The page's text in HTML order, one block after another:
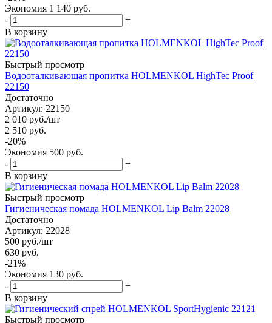
Экономия 1 140 руб.
-
+
В корзину
Быстрый просмотр
Водооталкивающая пропитка HOLMENKOL HighTec Proof
22150
Достаточно
Артикул: 22150
2 010 руб./шт
2 510 руб.
-20%
Экономия 500 руб.
-
+
В корзину
Быстрый просмотр
Гигиеническая помада HOLMENKOL Lip Balm 22028
Достаточно
Артикул: 22028
500 руб./шт
630 руб.
-21%
Экономия 130 руб.
-
+
В корзину
Быстрый просмотр